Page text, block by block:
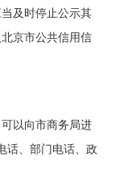
当及时停止公示其
京市公共信用信
以向市商务局进
话、部门电话、 政